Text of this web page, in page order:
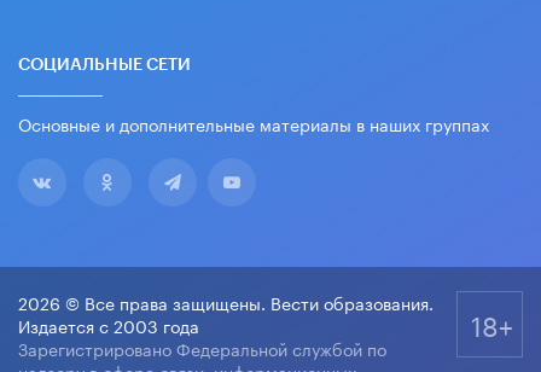
СОЦИАЛЬНЫЕ СЕТИ
Основные и дополнительные материалы в наших группах
2026 © Все права защищены. Вести образования.
Издается с 2003 года
Зарегистрировано Федеральной службой по
18+